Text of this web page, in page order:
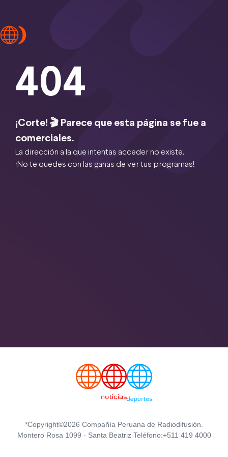
404
¡Corte! 🎬 Parece que esta página se fue a
comerciales.
La dirección a la que intentas acceder no existe.
¡No te quedes con las ganas de ver tus programas!
*Copyright©2026 Compañía Peruana de Radiodifusión.
Montero Rosa 1099 - Santa Beatriz Teléfono:+511 419 4000